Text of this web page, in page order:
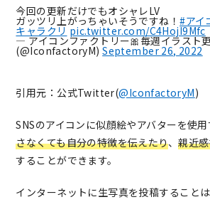
今回の更新だけでもオシャレLV
ガッツリ上がっちゃいそうですね！#アイ
キャラクリ pic.twitter.com/C4HojI9Mfc
— アイコンファクトリー🎀毎週イラスト
(@IconfactoryM)September 26, 2022
引用元：公式Twitter(@IconfactoryM)
SNSのアイコンに似顔絵やアバターを使
さなくても自分の特徴を伝えたり、親近
することができます。
インターネットに生写真を投稿すること